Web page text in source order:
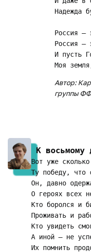
Надежда
Россия –
Россия –
И пусть
Автор:
группы
К восьмому
Вот уже
Ту победу, что
Он, давно
О героях всех
Кто боролся и
Проживать и
Кто увидеть
А иной — не
Их помнить